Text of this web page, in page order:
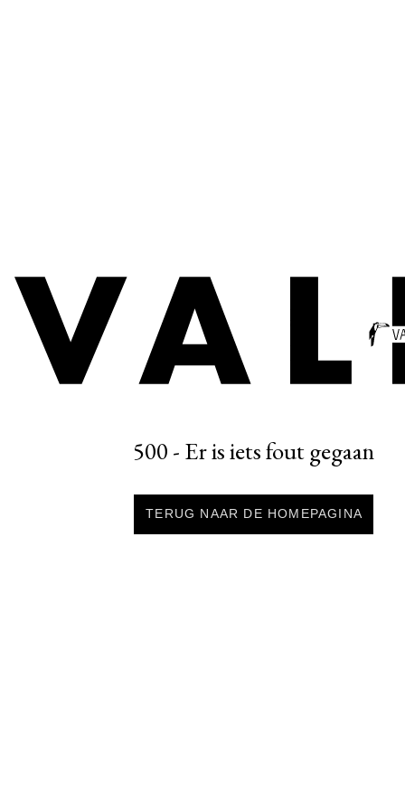
500 - Er is iets fout gegaan
TERUG NAAR DE HOMEPAGINA